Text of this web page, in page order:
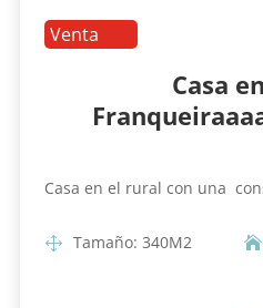
Venta
Casa
Casa en el rural con una
Tamaño: 340M2